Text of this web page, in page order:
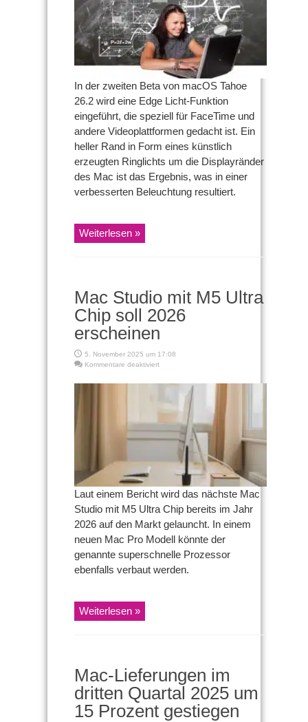
Edge
Licht-
Funktion
Videoanrufe
In der zweiten Beta von macOS Tahoe
26.2 wird eine Edge Licht-Funktion
eingeführt, die speziell für FaceTime und
andere Videoplattformen gedacht ist. Ein
heller Rand in Form eines künstlich
erzeugten Ringlichts um die Displayränder
des Mac ist das Ergebnis, was in einer
verbesserten Beleuchtung resultiert.
Weiterlesen »
Mac Studio mit M5 Ultra
Chip soll 2026
erscheinen
5. November 2025 um 17:08
Kommentare deaktiviertfür
Studio
Laut einem Bericht wird das nächste Mac
Studio mit M5 Ultra Chip bereits im Jahr
2026 auf den Markt gelauncht. In einem
neuen Mac Pro Modell könnte der
genannte superschnelle Prozessor
ebenfalls verbaut werden.
Weiterlesen »
Mac-Lieferungen im
dritten Quartal 2025 um
15 Prozent gestiegen